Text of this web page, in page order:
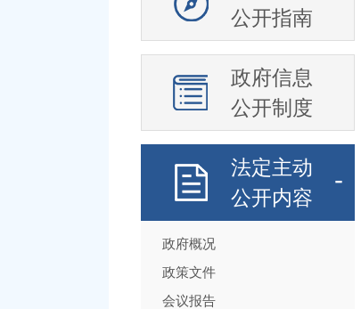
公开指南
政府信息
公开制度
法定主动
公开内容
政府概况
政策文件
会议报告